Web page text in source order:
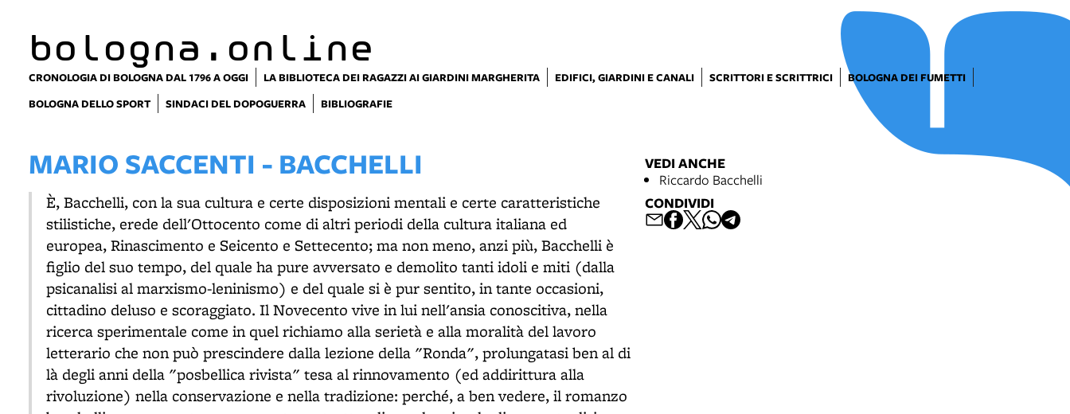
bologna.online
CRONOLOGIA DI BOLOGNA DAL 1796 A OGGI LA BIBLIOTECA DEI RAGAZZI AI GIARDINI MARGHERITA EDIFICI, GIARDINI E CANALI SCRITTORI E SCRITTRICI
BOLOGNA DEI FUMETTI
BOLOGNA DELLO SPORT
SINDACI DEL DOPOGUERRA BIBLIOGRAFIE
MARIO SACCENTI - BACCHELLI
È, Bacchelli, con la sua cultura e certe disposizioni mentali e certe caratteristiche
stilistiche, erede dell'Ottocento come di altri periodi della cultura italiana ed
europea, Rinascimento e Seicento e Settecento; ma non meno, anzi più, Bacchelli è
figlio del suo tempo, del quale ha pure avversato e demolito tanti idoli e miti (dalla
psicanalisi al marxismo-leninismo) e del quale si è pur sentito, in tante occasioni,
cittadino deluso e scoraggiato. Il Novecento vive in lui nell'ansia conoscitiva, nella
ricerca sperimentale come in quel richiamo alla serietà e alla moralità del lavoro
letterario che non può prescindere dalla lezione della "Ronda", prolungatasi ben al di
là degli anni della "posbellica rivista" tesa al rinnovamento (ed addirittura alla
rivoluzione) nella conservazione e nella tradizione: perché, a ben vedere, il romanzo
VEDI ANCHE
Riccardo Bacchelli
CONDIVIDI